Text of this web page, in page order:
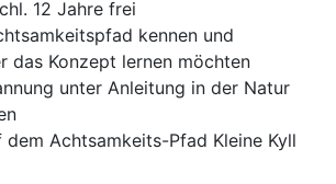
12 Jahre frei
kennen und
das Konzept lernen möchten
unter Anleitung in der Natur
dem Achtsamkeits-Pfad Kleine Kyll